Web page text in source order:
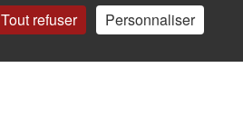
Tout refuser Personnaliser